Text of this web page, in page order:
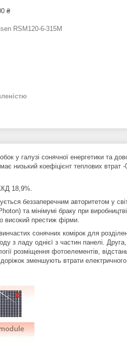
₴
RSM120-6-315M
у галузі сонячної енергетики та
низький коефіцієнт теплових втрат -
18,9%.
беззаперечним авторитетом у
та мінімумі браку при
високий престиж фірми.
сонячних комірок для
з ладу однієї з частин панелі.
розміщення фотоелементів,
зменшують втрати електричного